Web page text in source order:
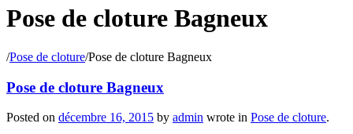
Pose de cloture Bagneux
/Pose de cloture/Pose de cloture Bagneux
Pose de cloture Bagneux
Posted on décembre 16, 2015 by admin wrote in Pose de cloture.